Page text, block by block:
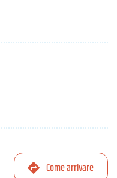
Come arrivare